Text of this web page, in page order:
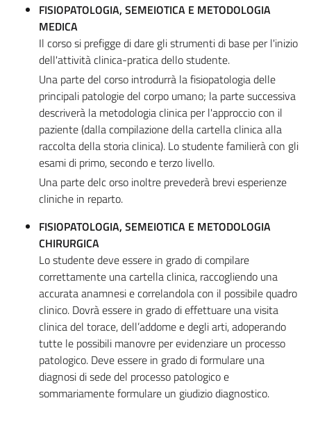
FISIOPATOLOGIA, SEMEIOTICA E METODOLOGIA
MEDICA
Il corso si prefigge di dare gli strumenti di base per l'inizio
dell'attività clinica-pratica dello studente.
Una parte del corso introdurrà la fisiopatologia delle
principali patologie del corpo umano; la parte successiva
descriverà la metodologia clinica per l'approccio con il
paziente (dalla compilazione della cartella clinica alla
raccolta della storia clinica). Lo studente familierà con gli
esami di primo, secondo e terzo livello.
Una parte delc orso inoltre prevederà brevi esperienze
cliniche in reparto.
FISIOPATOLOGIA, SEMEIOTICA E METODOLOGIA
CHIRURGICA
Lo studente deve essere in grado di compilare
correttamente una cartella clinica, raccogliendo una
accurata anamnesi e correlandola con il possibile quadro
clinico. Dovrà essere in grado di effettuare una visita
clinica del torace, dell’addome e degli arti, adoperando
tutte le possibili manovre per evidenziare un processo
patologico. Deve essere in grado di formulare una
diagnosi di sede del processo patologico e
sommariamente formulare un giudizio diagnostico.